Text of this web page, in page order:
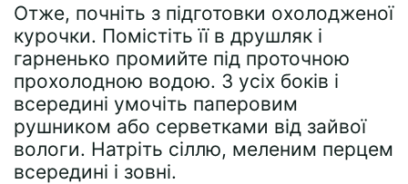
Отже, почніть з підготовки охолодженої
курочки. Помістіть її в друшляк і
гарненько промийте під проточною
прохолодною водою. З усіх боків і
всередині умочіть паперовим
рушником або серветками від зайвої
вологи. Натріть сіллю, меленим перцем
всередині і зовні.